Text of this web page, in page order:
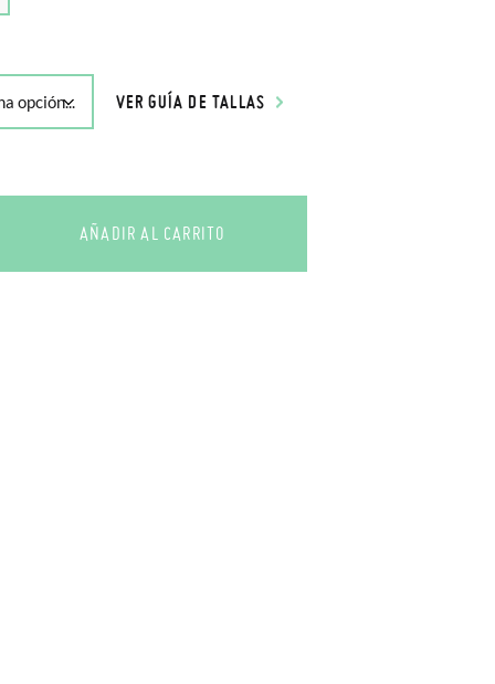
VER GUÍA DE TALLAS
AÑADIR AL CARRITO